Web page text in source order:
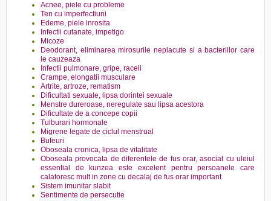
Acnee, piele cu probleme
Ten cu imperfectiuni
Edeme, piele inrosita
Infectii cutanate, impetigo
Micoze
Deodorant, eliminarea mirosurile neplacute si a bacteriilor care
le cauzeaza
Infectii pulmonare, gripe, raceli
Crampe, elongatii musculare
Artrite, artroze, rematism
Dificultati sexuale, lipsa dorintei sexuale
Menstre dureroase, neregulate sau lipsa acestora
Dificultate de a concepe copii
Tulburari hormonale
Migrene legate de ciclul menstrual
Bufeuri
Oboseala cronica, lipsa de vitalitate
Oboseala provocata de diferentele de fus orar, asociat cu uleiul
essential de kunzea este excelent pentru persoanele care
calatoresc mult in zone cu decalaj de fus orar important
Sistem imunitar slabit
Sentimente de persecutie